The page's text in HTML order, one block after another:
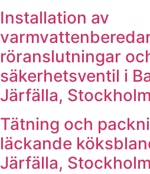
Installation av
röranslutningar
säkerhetsventil i
Järfälla,
Tätning och
läckande
Järfälla,